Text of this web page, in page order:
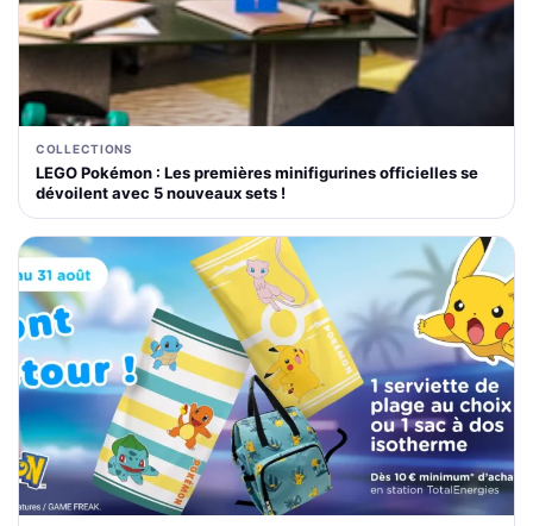
COLLECTIONS
LEGO Pokémon : Les premières minifigurines officielles se
dévoilent avec 5 nouveaux sets !